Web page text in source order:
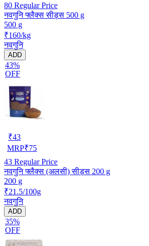
80 Regular Price
नवगुनि फ्लैक्स सीड्स 500 g
500 g
₹160/kg
नवगुनि
ADD
43%
OFF
₹43
MRP₹75
43 Regular Price
नवगुनि फ्लैक्स (अलसी) सीड्स 200 g
200 g
₹21.5/100g
नवगुनि
ADD
35%
OFF